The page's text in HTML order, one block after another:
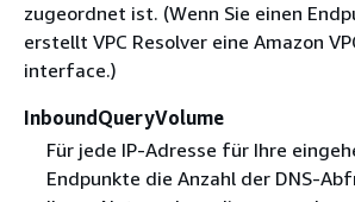
zugeordnet ist. (Wenn Sie einen
erstellt VPC Resolver eine Amazon
interface.)
InboundQueryVolume
Für jede IP-Adresse für Ihre
Endpunkte die Anzahl der DNS-